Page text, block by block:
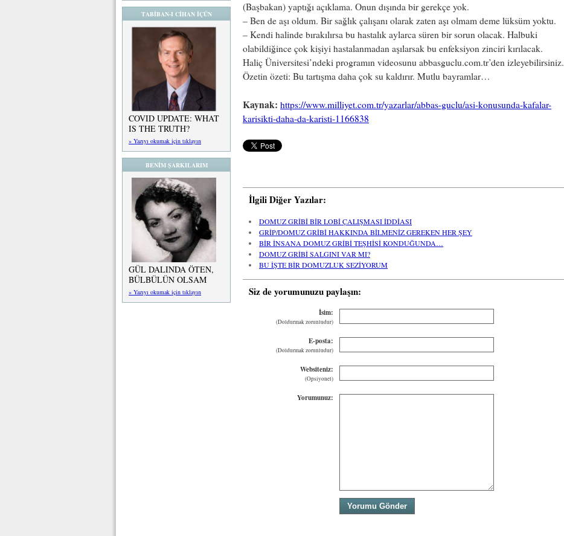
TABİBAN-I CİHAN İÇÜN
COVID UPDATE: WHAT
IS THE TRUTH?
» Yazıyı okumak için tıklayın
BENİM ŞARKILARIM
GÜL DALINDA ÖTEN,
BÜLBÜLÜN OLSAM
» Yazıyı okumak için tıklayın
(Başbakan) yaptığı açıklama. Onun dışında bir gerekçe yok.
– Ben de aşı oldum. Bir sağlık çalışanı olarak zaten aşı olmam deme lüksüm yoktu.
– Kendi halinde bırakılırsa bu hastalık aylarca süren bir sorun olacak. Halbuki
olabildiğince çok kişiyi hastalanmadan aşılarsak bu enfeksiyon zinciri kırılacak.
Haliç Üniversitesi’ndeki programın videosunu abbasguclu.com.tr’den izleyebilirsiniz.
Özetin özeti: Bu tartışma daha çok su kaldırır. Mutlu bayramlar…
Kaynak: https://www.milliyet.com.tr/yazarlar/abbas-guclu/asi-konusunda-kafalar-
karisikti-daha-da-karisti-1166838
İlgili Diğer Yazılar:
DOMUZ GRİBİ BİR LOBİ ÇALIŞMASI İDDİASI
GRİP/DOMUZ GRİBİ HAKKINDA BİLMENİZ GEREKEN HER ŞEY
BİR İNSANA DOMUZ GRİBİ TEŞHİSİ KONDUĞUNDA…
DOMUZ GRİBİ SALGINI VAR MI?
BU İŞTE BİR DOMUZLUK SEZİYORUM
Siz de yorumunuzu paylaşın:
İsim:
(Doldurmak zorunludur)
E-posta:
(Doldurmak zorunludur)
Websiteniz:
(Opsiyonel)
Yorumunuz: